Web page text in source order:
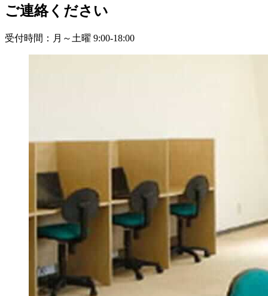
ご連絡ください
受付時間：月～土曜 9:00-18:00